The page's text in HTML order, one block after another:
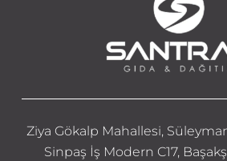
Ziya Gökalp Mahallesi,
Sinpaş İş Modern C17,